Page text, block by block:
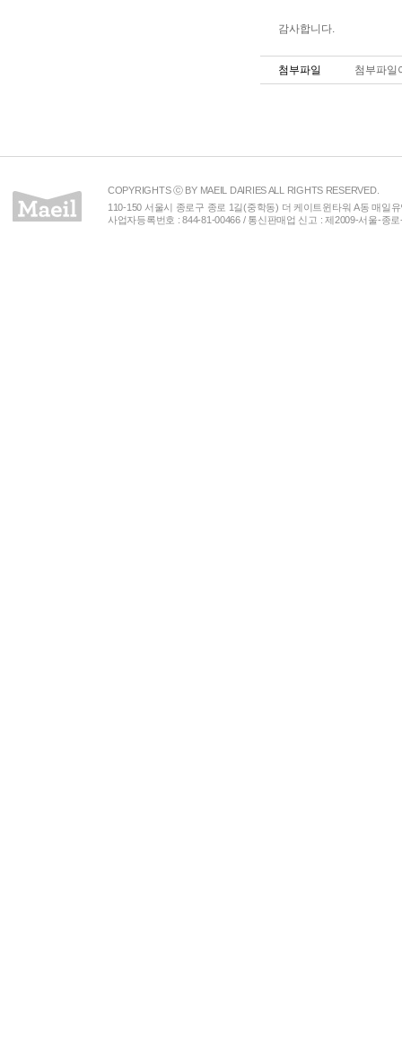
감사합니다.​
첨부파일 첨부파일
COPYRIGHTS ⓒ BY MAEIL DAIRIES ALL RIGHTS RESERVED.
110-150 서울시 종로구 종로 1길(중학동) 더 케이트윈타워 A동 매일
사업자등록번호 : 844-81-00466 / 통신판매업 신고 : 제2009-서울-종